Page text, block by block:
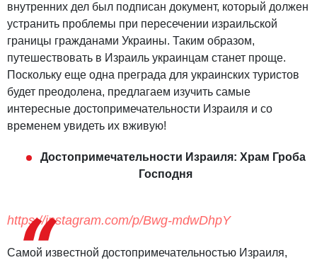
внутренних дел был подписан документ, который должен
устранить проблемы при пересечении израильской
границы гражданами Украины. Таким образом,
путешествовать в Израиль украинцам станет проще.
Поскольку еще одна преграда для украинских туристов
будет преодолена, предлагаем изучить самые
интересные достопримечательности Израиля и со
временем увидеть их вживую!
Достопримечательности Израиля: Храм Гроба
Господня
https://instagram.com/p/Bwg-mdwDhpY
Самой известной достопримечательностью Израиля,